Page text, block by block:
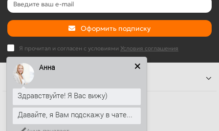
Оформить подписку
Я прочитал и согласен с условиями Условия соглашения
Информация
Наши контакты
+7 (812) 389-26-20
Анна
Здравствуйте! Я Вас вижу)
Давайте, я Вам подскажу в чате...